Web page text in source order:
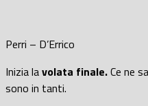
Perri – D’Errico
Inizia lavolata finale.Ce ne
sono in tanti.